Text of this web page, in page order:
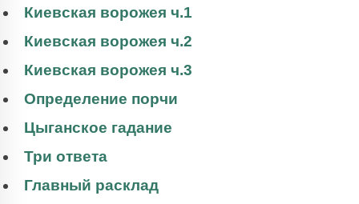
Киевская ворожея ч.1
Киевская ворожея ч.2
Киевская ворожея ч.3
Определение порчи
Цыганское гадание
Три ответа
Главный расклад